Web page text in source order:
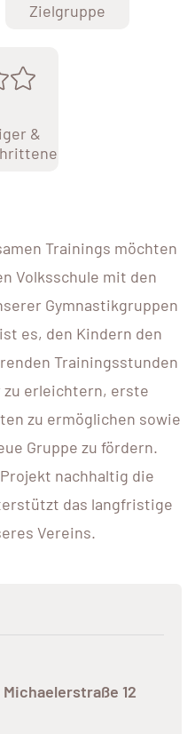
Zielgruppe
&
Trainings möchten
Volksschule mit den
Gymnastikgruppen
es, den Kindern den
Trainingsstunden
zu erleichtern, erste
zu ermöglichen sowie
Gruppe zu fördern.
nachhaltig die
das langfristige
Vereins.
12